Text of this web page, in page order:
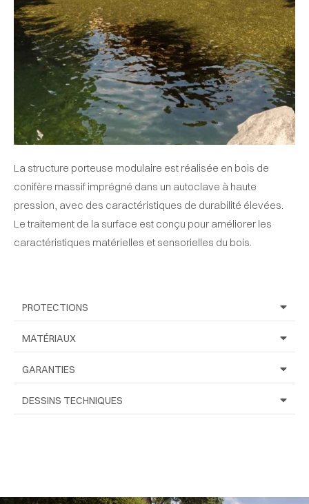
La structure porteuse modulaire est réalisée en bois de
conifère massif imprégné dans un autoclave à haute
pression, avec des caractéristiques de durabilité élevées.
Le traitement de la surface est conçu pour améliorer les
caractéristiques matérielles et sensorielles du bois.
PROTECTIONS
MATÉRIAUX
GARANTIES
DESSINS TECHNIQUES